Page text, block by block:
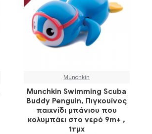
Munchkin
Munchkin Swimming Scuba
Buddy Penguin, Πιγκουίνος
παιχνίδι μπάνιου που
κολυμπάει στο νερό 9m+ ,
1τμχ